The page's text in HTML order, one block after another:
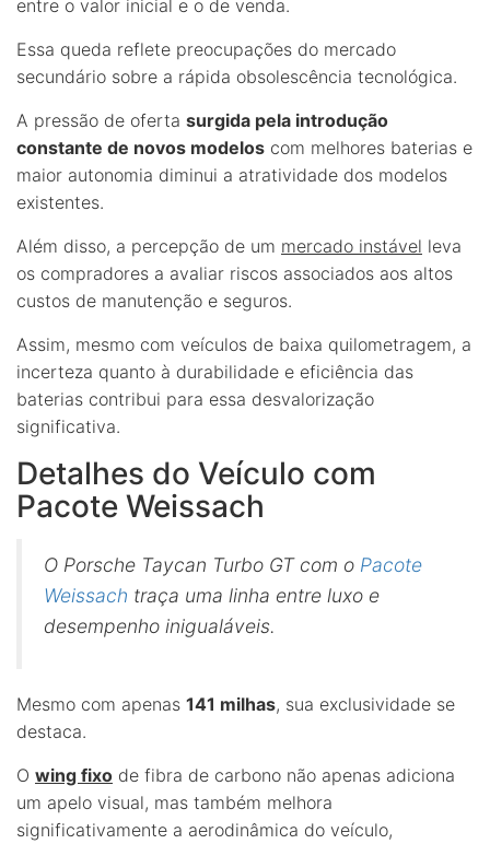
entre o valor inicial e o de venda.
Essa queda reflete preocupações do mercado
secundário sobre a rápida obsolescência tecnológica.
A pressão de oferta surgida pela introdução
constante de novos modelos com melhores baterias e
maior autonomia diminui a atratividade dos modelos
existentes.
Além disso, a percepção de um mercado instável leva
os compradores a avaliar riscos associados aos altos
custos de manutenção e seguros.
Assim, mesmo com veículos de baixa quilometragem, a
incerteza quanto à durabilidade e eficiência das
baterias contribui para essa desvalorização
significativa.
Detalhes do Veículo com
Pacote Weissach
O Porsche Taycan Turbo GT com o Pacote
Weissach traça uma linha entre luxo e
desempenho inigualáveis.
Mesmo com apenas 141 milhas, sua exclusividade se
destaca.
O wing fixo de fibra de carbono não apenas adiciona
um apelo visual, mas também melhora
significativamente a aerodinâmica do veículo,